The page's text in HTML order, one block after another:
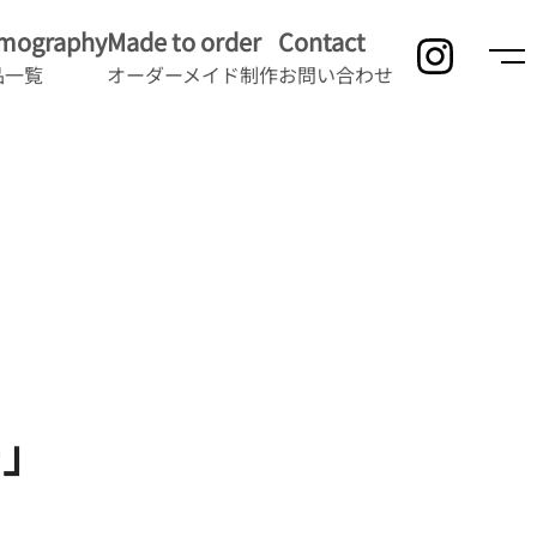
覧
Made to order
オーダーメイド制作
Contact
お問い合わせ